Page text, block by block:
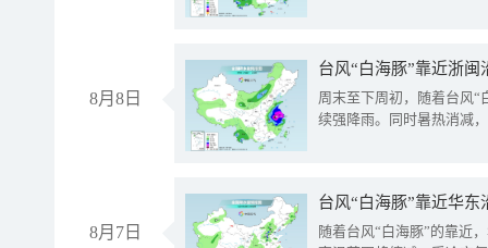
8月8日
台风“白海豚”靠近浙
周末至下周初，随着台风“
续强降雨。同时暑热消减
8月7日
台风“白海豚”靠近华
随着台风“白海豚”的靠近